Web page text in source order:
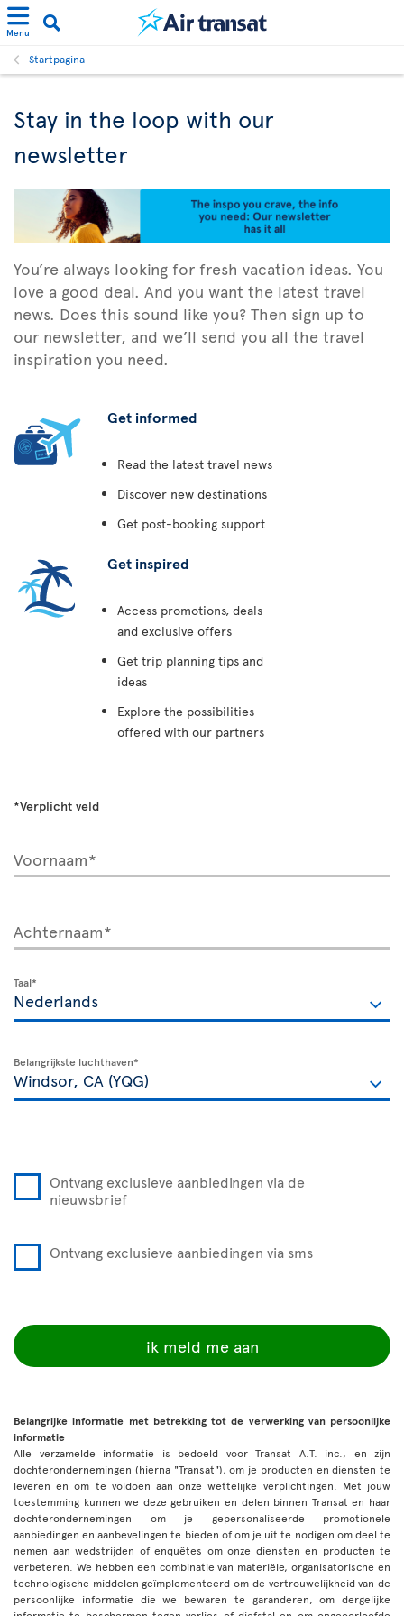
Menu
Startpagina
Stay in the loop with our
newsletter
You’re always looking for fresh vacation ideas. You
love a good deal. And you want the latest travel
news. Does this sound like you? Then sign up to
our newsletter, and we’ll send you all the travel
inspiration you need.
Get informed
Read the latest travel news
Discover new destinations
Get post-booking support
Get inspired
Access promotions, deals
and exclusive offers
Get trip planning tips and
ideas
Explore the possibilities
offered with our partners
*Verplicht veld
Voornaam*
Achternaam*
Taal*
Belangrijkste luchthaven*
Ontvang exclusieve aanbiedingen via de
nieuwsbrief
Ontvang exclusieve aanbiedingen via sms
ik meld me aan
Belangrijke informatie met betrekking tot de verwerking van persoonlijke
informatie
Alle verzamelde informatie is bedoeld voor Transat A.T. inc., en zijn
dochterondernemingen (hierna "Transat"), om je producten en diensten te
leveren en om te voldoen aan onze wettelijke verplichtingen. Met jouw
toestemming kunnen we deze gebruiken en delen binnen Transat en haar
dochterondernemingen om je gepersonaliseerde promotionele
aanbiedingen en aanbevelingen te bieden of om je uit te nodigen om deel te
nemen aan wedstrijden of enquêtes om onze diensten en producten te
verbeteren. We hebben een combinatie van materiële, organisatorische en
technologische middelen geïmplementeerd om de vertrouwelijkheid van de
persoonlijke informatie die we bewaren te garanderen, om dergelijke